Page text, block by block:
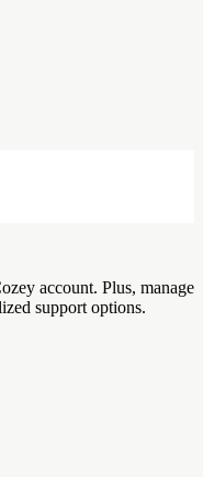
account. Plus, manage
support options.